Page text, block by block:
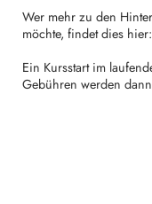
Wer mehr zu den
möchte, findet dies hier:
Ein Kursstart im
Gebühren werden